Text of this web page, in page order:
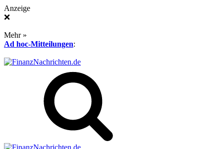
Anzeige
❌
Mehr »
Ad hoc-Mitteilungen: